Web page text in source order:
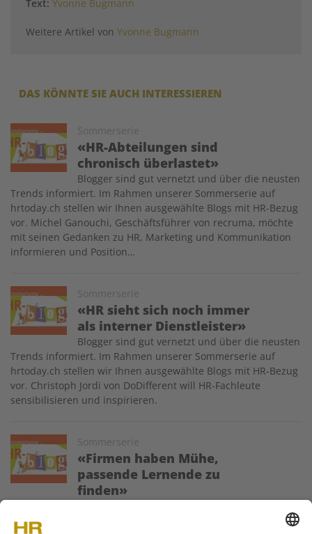
Text: Yvonne Bugmann
Weitere Artikel von Yvonne Bugmann
DAS KÖNNTE SIE AUCH INTERESSIEREN
Sommerserie
«HR-Abteilungen sind
chronisch überlastet»
Image
Blogger sind gut vernetzt und über die neusten
Trends informiert. Im Rahmen unserer Sommerserie auf
hrtoday.ch stellen wir Ihnen ausgewählte Blogs mit HR-Bezug
vor. Michel Ganouchi, Geschäftsführer von recruma, möchte
mit seinen Gedanken zu HR, Marketing und Kommunikation
informieren und Position…
Sommerserie
«HR sieht sich noch immer
als interner Dienstleister»
Image
Blogger sind gut vernetzt und über die neusten
Trends informiert. Im Rahmen unserer Sommerserie auf
hrtoday.ch stellen wir Ihnen ausgewählte Blogs mit HR-Bezug
vor. Christoph Jordi von DoDifferent will HR-Fachleute
sensibilisieren und inspirieren.
Sommerserie
«Firmen haben Mühe,
passende Lernende zu
finden»
Image
informiert. Im Rahmen unserer Sommerserie auf hrtoday.ch